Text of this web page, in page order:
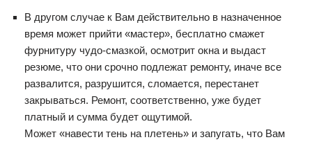
В другом случае к Вам действительно в назначенное
время может прийти «мастер», бесплатно смажет
фурнитуру чудо-смазкой, осмотрит окна и выдаст
резюме, что они срочно подлежат ремонту, иначе все
развалится, разрушится, сломается, перестанет
закрываться. Ремонт, соответственно, уже будет
платный и сумма будет ощутимой.
Может «навести тень на плетень» и запугать, что Вам